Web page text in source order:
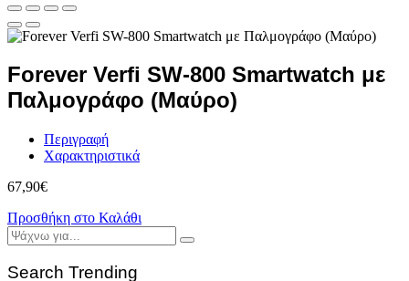
Forever Verfi SW-800 Smartwatch με
Παλμογράφο (Μαύρο)
Περιγραφή
Χαρακτηριστικά
67,90€
Προσθήκη στο Καλάθι
Search Trending